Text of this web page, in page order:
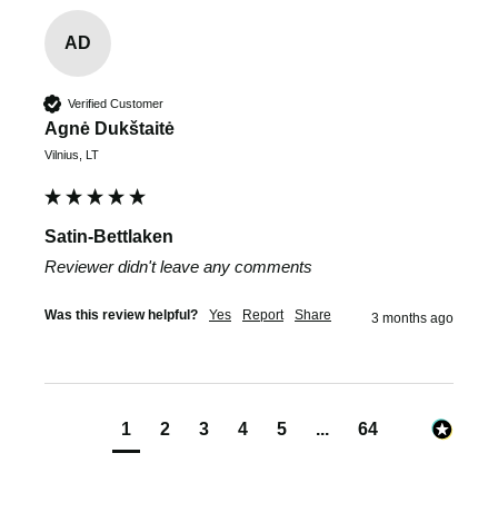
AD
Verified Customer
Agnė Dukštaitė
Vilnius, LT
Satin-Bettlaken
Reviewer didn't leave any comments
Was this review helpful? Yes Report Share 3 months ago
1 2 3 4 5 ... 64